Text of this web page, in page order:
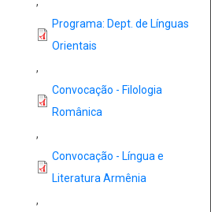
Programa: Dept. de Línguas
Orientais
,
Convocação - Filologia
Românica
,
Convocação - Língua e
Literatura Armênia
,